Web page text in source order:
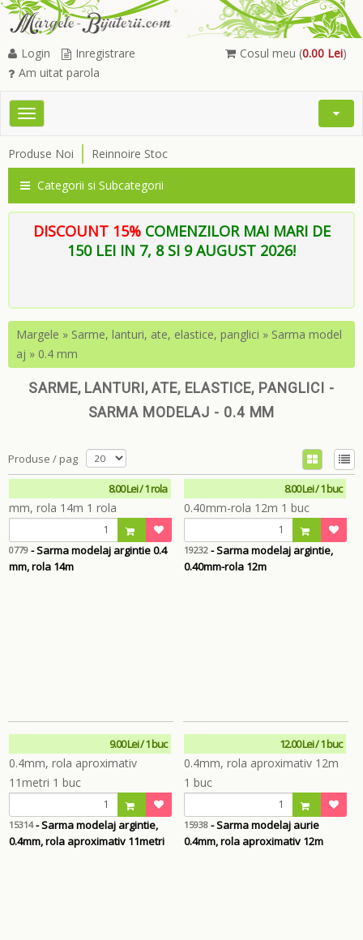
Cosul meu (0.00 Lei)
Login
Inregistrare
Am uitat parola
Toggle
Open
Produse Noi Reinnoire Stoc
Categorii si Subcategorii
DISCOUNT 15% COMENZILOR MAI MARI DE
150 LEI IN 7, 8 SI 9 AUGUST 2026!
Margele » Sarme, lanturi, ate, elastice, panglici » Sarma model
aj » 0.4 mm
SARME, LANTURI, ATE, ELASTICE, PANGLICI -
SARMA MODELAJ - 0.4 MM
Produse / pag
8.00 Lei / 1 rola
0779 - Sarma modelaj argintie 0.4
mm, rola 14m
8.00 Lei / 1 buc
19232- Sarma modelaj argintie,
0.40mm-rola 12m
9.00 Lei / 1 buc
15314- Sarma modelaj argintie,
0.4mm, rola aproximativ 11metri
12.00 Lei / 1 buc
15938- Sarma modelaj aurie
0.4mm, rola aproximativ 12m